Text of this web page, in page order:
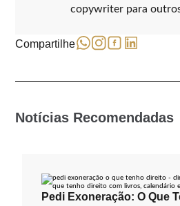
copywriter para
Compartilhe
Notícias Recomendadas
Pedi Exoneração: O Que